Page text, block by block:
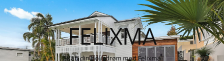
FELIXMA
Skab din boligdrøm med Felixma